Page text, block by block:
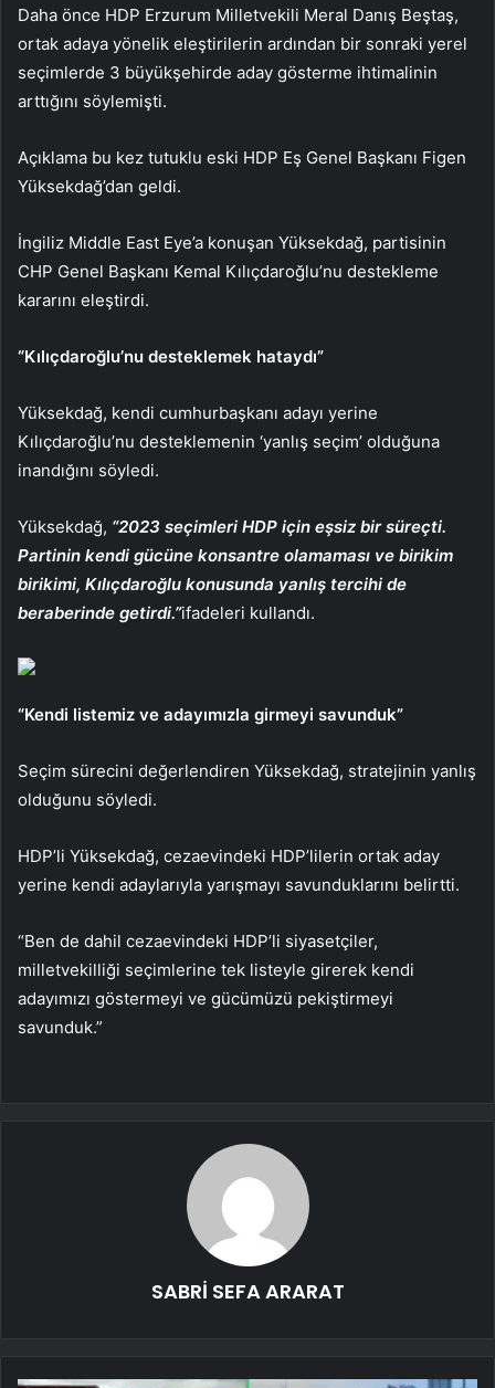
Daha önce HDP Erzurum Milletvekili Meral Danış Beştaş,
ortak adaya yönelik eleştirilerin ardından bir sonraki yerel
seçimlerde 3 büyükşehirde aday gösterme ihtimalinin
arttığını söylemişti.
Açıklama bu kez tutuklu eski HDP Eş Genel Başkanı Figen
Yüksekdağ’dan geldi.
İngiliz Middle East Eye’a konuşan Yüksekdağ, partisinin
CHP Genel Başkanı Kemal Kılıçdaroğlu’nu destekleme
kararını eleştirdi.
“Kılıçdaroğlu’nu desteklemek hataydı”
Yüksekdağ, kendi cumhurbaşkanı adayı yerine
Kılıçdaroğlu’nu desteklemenin ‘yanlış seçim’ olduğuna
inandığını söyledi.
Yüksekdağ, “2023 seçimleri HDP için eşsiz bir süreçti.
Partinin kendi gücüne konsantre olamaması ve birikim
birikimi, Kılıçdaroğlu konusunda yanlış tercihi de
beraberinde getirdi.”ifadeleri kullandı.
“Kendi listemiz ve adayımızla girmeyi savunduk”
Seçim sürecini değerlendiren Yüksekdağ, stratejinin yanlış
olduğunu söyledi.
HDP’li Yüksekdağ, cezaevindeki HDP’lilerin ortak aday
yerine kendi adaylarıyla yarışmayı savunduklarını belirtti.
“Ben de dahil cezaevindeki HDP’li siyasetçiler,
milletvekilliği seçimlerine tek listeyle girerek kendi
adayımızı göstermeyi ve gücümüzü pekiştirmeyi
savunduk.”
SABRİ SEFA ARARAT